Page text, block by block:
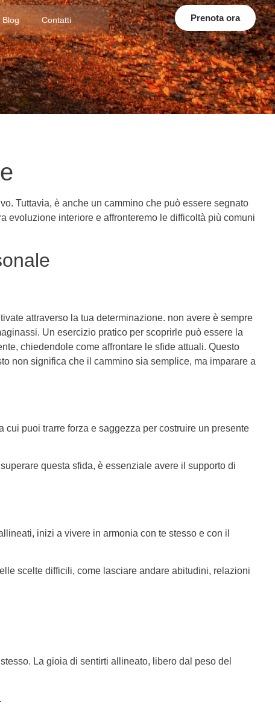
Blog Contatti Prenota ora
Tuttavia, è anche un cammino che può essere segnato
evoluzione interiore e affronteremo le difficoltà più comuni
attraverso la tua determinazione. non avere è sempre
Un esercizio pratico per scoprirle può essere la
chiedendole come affrontare le sfide attuali. Questo
non significa che il cammino sia semplice, ma imparare a
puoi trarre forza e saggezza per costruire un presente
questa sfida, è essenziale avere il supporto di
inizi a vivere in armonia con te stesso e con il
scelte difficili, come lasciare andare abitudini, relazioni
La gioia di sentirti allineato, libero dal peso del